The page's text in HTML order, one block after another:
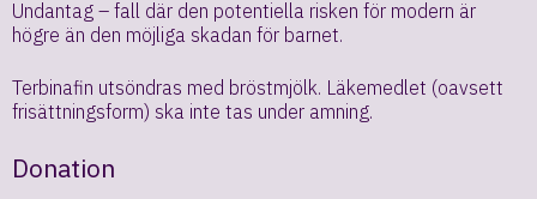
Undantag – fall där den potentiella risken för modern är
högre än den möjliga skadan för barnet.
Terbinafin utsöndras med bröstmjölk. Läkemedlet (oavsett
frisättningsform) ska inte tas under amning.
Donation